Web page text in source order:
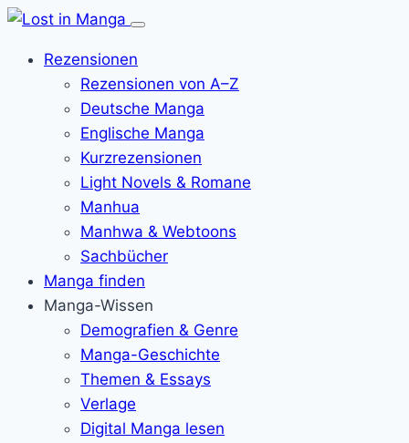
Menü
Rezensionen
Rezensionen von A–Z
Deutsche Manga
Englische Manga
Kurzrezensionen
Light Novels & Romane
Manhua
Manhwa & Webtoons
Sachbücher
Manga finden
Manga-Wissen
Demografien & Genre
Manga-Geschichte
Themen & Essays
Verlage
Digital Manga lesen